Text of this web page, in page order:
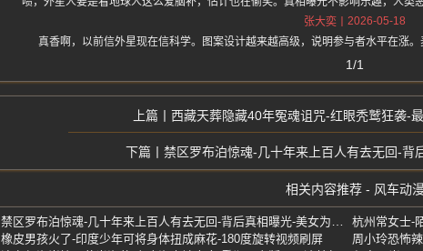
张大奕
2026-05-18
真香啊，以前信外星现在信科学。图案设计越来越高级，说明参与者水平在涨
1/1
西藏天葬隐藏40年冤魂诅咒-红眼秃鹫狂袭-
禁区罗布泊惊魂-几十年来上百人有去无回-背
相关内容推荐 - 风车动漫
橡皮男孩火了-印度少年可将身体扭成麻花-180度旋转视频刷屏